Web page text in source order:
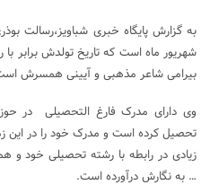
به گزارش پایگاه خبری شباویز،رسالت
شهریور ماه است که تاریخ تولدش برابر
بیرامی شاعر مذهبی و آیینی همسرش
وی دارای مدرک فارغ التحصیلی در
تحصیل کرده است و مدرک خود را در این
زیادی در رابطه با رشته تحصیلی خود و
… به نگارش درآورده است.